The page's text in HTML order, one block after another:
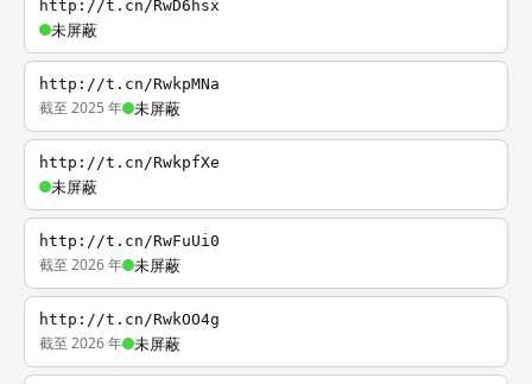
http://t.cn/RwD6hsx
未屏蔽
http://t.cn/RwkpMNa
截至 2025 年 未屏蔽
http://t.cn/RwkpfXe
未屏蔽
http://t.cn/RwFuUi0
截至 2026 年 未屏蔽
http://t.cn/RwkOO4g
截至 2026 年 未屏蔽